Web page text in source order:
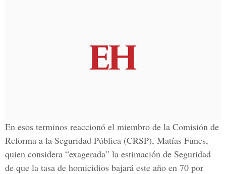
En esos terminos reaccionó el miembro de la Comisión de
Reforma a la Seguridad Pública (CRSP), Matías Funes,
quien considera “exagerada” la estimación de Seguridad
de que la tasa de homicidios bajará este año en 70 por